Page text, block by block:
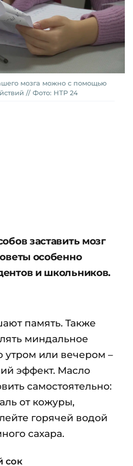
мозга можно с помощью
// Фото: НТР 24
заставить мозг
особенно
и школьников.
память. Также
миндальное
утром или вечером –
эффект. Масло
самостоятельно:
от кожуры,
горячей водой
сахара.
сок